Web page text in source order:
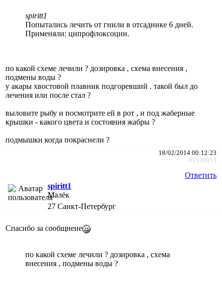
spiritt1
Попытались лечить от гнили в отсаднике 6 дней.
Применяли: ципрофлоксоцин.
по какой схеме лечили ? дозировка , схема внесения ,
подмены воды ?
у акары хвостовой плавник подгоревший . такой был до
лечения или после стал ?
выловите рыбу и посмотрите ей в рот , и под жаберные
крышки - какого цвета и состояния жабры ?
подмышки когда покраснели ?
18/02/2014 00:12:23
#1939013
Ответить
spiritt1
Малёк
27 Санкт-Петербург
Спасибо за сообщнеие
по какой схеме лечили ? дозировка , схема
внесения , подмены воды ?